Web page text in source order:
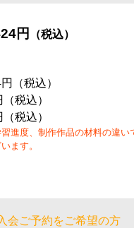
円 （税込）
（税込）
税込）
税込）
進度、制作作品の材料の違い
ます。
会ご予約をご希望の方